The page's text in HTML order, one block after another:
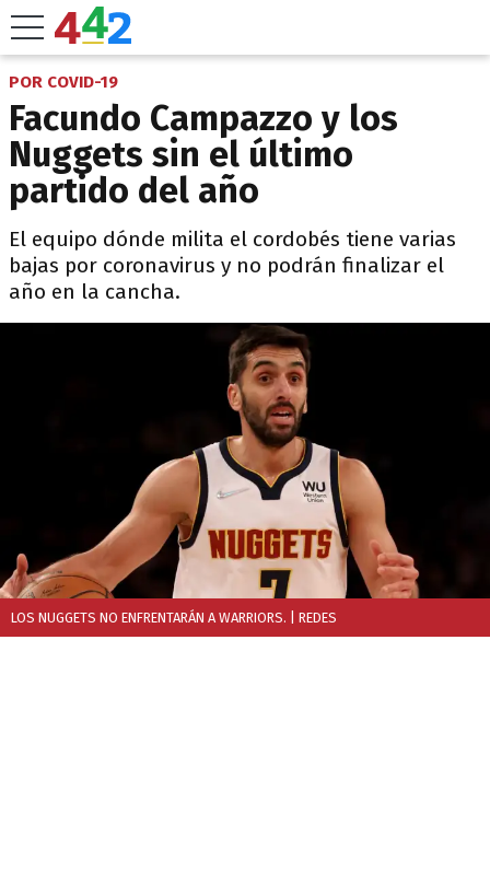
POR COVID-19
Facundo Campazzo y los
Nuggets sin el último
partido del año
El equipo dónde milita el cordobés tiene varias
bajas por coronavirus y no podrán finalizar el
año en la cancha.
LOS NUGGETS NO ENFRENTARÁN A WARRIORS. | REDES